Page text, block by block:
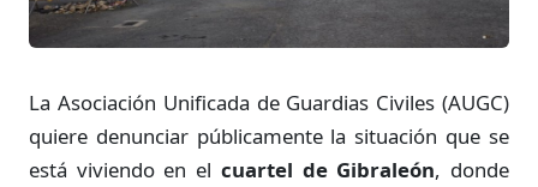
La Asociación Unificada de Guardias Civiles (AUGC)
quiere denunciar públicamente la situación que se
está viviendo en el cuartel de Gibraleón, donde